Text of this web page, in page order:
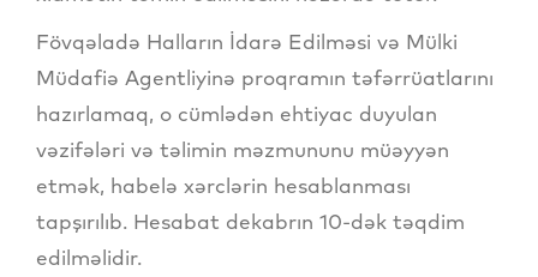
Fövqəladə Halların İdarə Edilməsi və Mülki
Müdafiə Agentliyinə proqramın təfərrüatlarını
hazırlamaq, o cümlədən ehtiyac duyulan
vəzifələri və təlimin məzmununu müəyyən
etmək, habelə xərclərin hesablanması
tapşırılıb. Hesabat dekabrın 10-dək təqdim
edilməlidir.